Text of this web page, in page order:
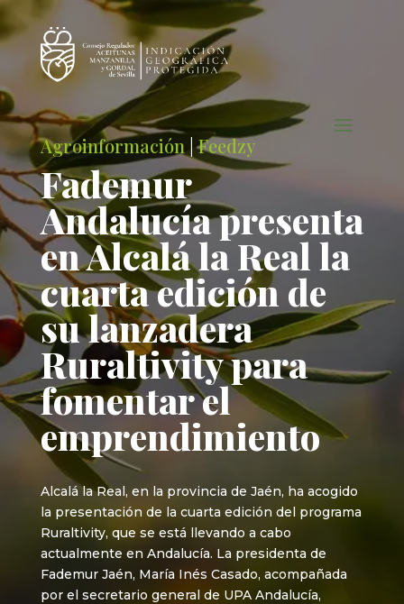
Agroinformación |Feedzy
Fademur
Andalucía presenta
en Alcalá la Real la
cuarta edición de
su lanzadera
Ruraltivity para
fomentar el
emprendimiento
Alcalá la Real, en la provincia de Jaén, ha acogido
la presentación de la cuarta edición del programa
Ruraltivity, que se está llevando a cabo
actualmente en Andalucía. La presidenta de
Fademur Jaén, María Inés Casado, acompañada
por el secretario general de UPA Andalucía,